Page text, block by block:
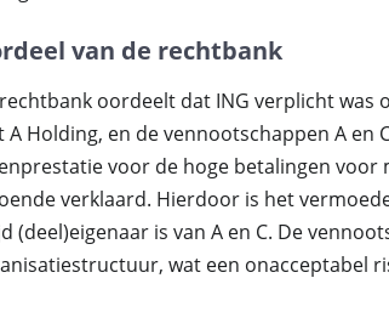
van de rechtbank
oordeelt dat ING verplicht was
A Holding, en de vennootschappen A en
voor de hoge betalingen voor
verklaard. Hierdoor is het
(deel)eigenaar is van A en C. De
wat een onacceptabel